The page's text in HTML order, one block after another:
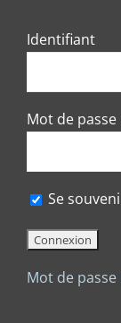
Identifiant
Mot de passe
Se
Mot de passe